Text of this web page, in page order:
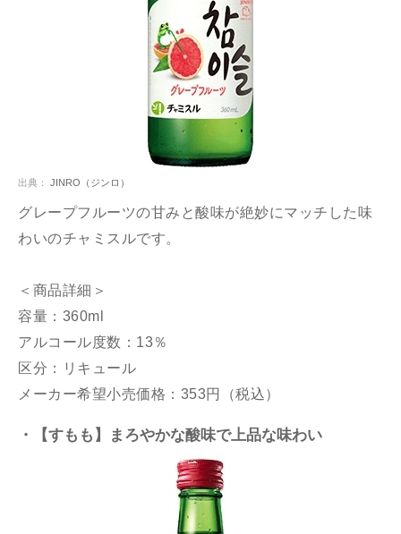
出典： JINRO（ジンロ）
グレープフルーツの甘みと酸味が絶妙にマッチした味
わいのチャミスルです。
＜商品詳細＞
容量：360ml
アルコール度数：13％
区分：リキュール
メーカー希望小売価格：353円（税込）
・【すもも】まろやかな酸味で上品な味わい